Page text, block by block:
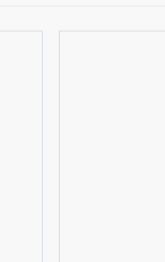
ve entegre süzgeç